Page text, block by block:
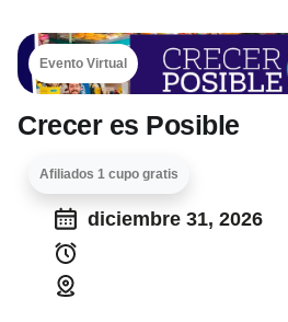
Evento Virtual
Crecer es Posible
Afiliados 1 cupo gratis
diciembre 31, 2026